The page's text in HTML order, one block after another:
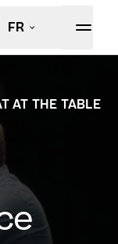
FR
AT THE TABLE